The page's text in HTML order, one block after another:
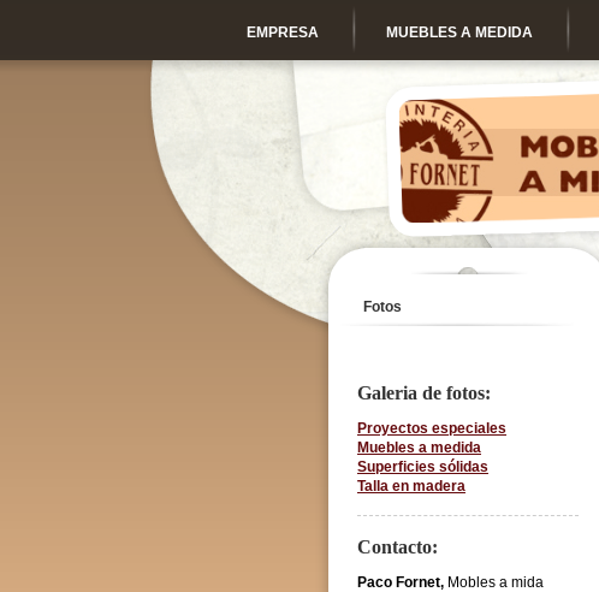
EMPRESA MUEBLES A MEDIDA
Fotos
Galeria de fotos:
Proyectos especiales
Muebles a medida
Superficies sólidas
Talla en madera
Contacto:
Paco Fornet, Mobles a mida